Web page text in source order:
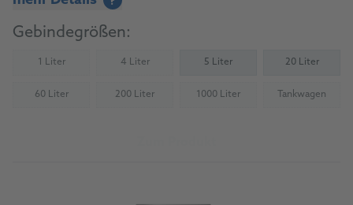
Gebindegrößen:
1 Liter(Nicht verfügbar) 4 Liter
(Nicht verfügbar)5 Liter 20 Liter
60 Liter
(Nicht verfügbar)200 Liter(Nicht verfügbar)1000 Liter(Nicht verfügbar)Tankwagen
(Nicht